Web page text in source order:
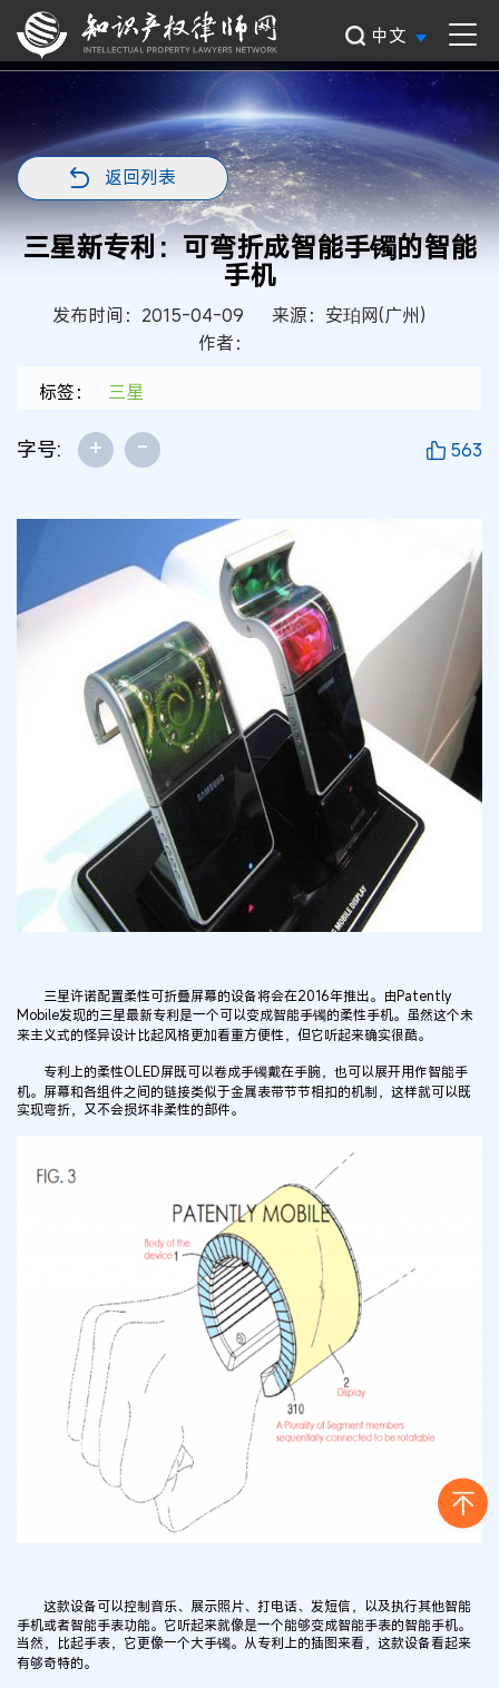
中文
返回列表
三星新专利：可弯折成智能手镯的智能
手机
发布时间：2015-04-09
来源：安珀网(广州)
作者：
标签：
三星
字号: + - 563
三星许诺配置柔性可折叠屏幕的设备将会在2016年推出。由Patently
Mobile发现的三星最新专利是一个可以变成智能手镯的柔性手机。虽然这个未
来主义式的怪异设计比起风格更加看重方便性，但它听起来确实很酷。
专利上的柔性OLED屏既可以卷成手镯戴在手腕，也可以展开用作智能手
机。屏幕和各组件之间的链接类似于金属表带节节相扣的机制，这样就可以既
实现弯折，又不会损坏非柔性的部件。
这款设备可以控制音乐、展示照片、打电话、发短信，以及执行其他智能
手机或者智能手表功能。它听起来就像是一个能够变成智能手表的智能手机。
当然，比起手表，它更像一个大手镯。从专利上的插图来看，这款设备看起来
有够奇特的。